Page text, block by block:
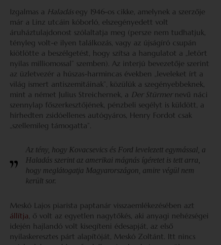
Izgalmas a Haladás egy 1946-os cikke, amelynek a szerzője
már a Linz utcáin kóborló, elszegényedett volt
áruháztulajdonost szólaltatja meg (persze nem tudhatjuk,
tényleg volt-e ilyen találkozás, vagy az újságíró csupán
kiötlötte a beszélgetést, hogy szítsa a hangulatot a „letört
nyilas milliomossal” szemben). Az interjú bevezetője szerint
az üzletvezér a húszas-harmincas években „leveleket írt a
világ ismert antiszemitáinak”, közülük a szegényebbeknek,
mint a német Julius Streichernek, a Der Stürmer nevű náci
szennylap főszerkesztőjének, pénzbeli segélyt is küldött, a
hírhedten zsidóellenes autógyáros, Henry Fordot csak
„szellemileg támogatta”.
Az tény, hogy Kovacsevics és Ford levelezett egymással, a
Haladás szerint az amerikai mágnás ígéretet is tett arra,
hogy meglátogatja Magyarországon, amire végül nem
került sor.
Meskó Lajos piarista paptanár visszaemlékezésében azt
állítja, ő volt az egyetlen nagytőkés, aki anyagi nehézségei
idején hajlandó volt kisegíteni édesapját, az első
nyilaskeresztes párt alapítóját, Meskó Zoltánt. Itt nincs